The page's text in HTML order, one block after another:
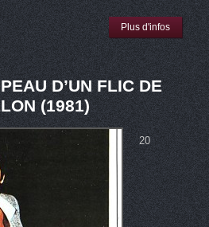
Plus d'infos
D’UN FLIC DE
(1981)
20